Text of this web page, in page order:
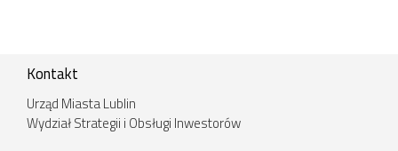
Kontakt
Urząd Miasta Lublin
Wydział Strategii i Obsługi Inwestorów